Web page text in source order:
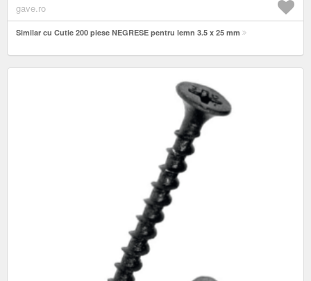
gave.ro
Similar cu Cutie 200 piese NEGRESE pentru lemn 3.5 x 25 mm